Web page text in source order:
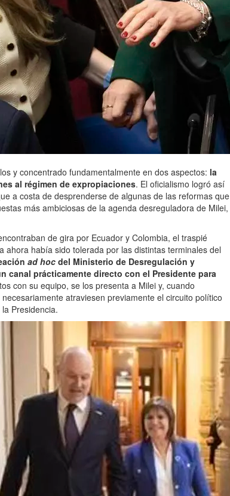
y concentrado fundamentalmente en dos aspectos: la
al régimen de expropiaciones. El oficialismo logró así
a costa de desprenderse de algunas de las reformas que
más ambiciosas de la agenda desreguladora de Milei,
de gira por Ecuador y Colombia, el traspié
había sido tolerada por las distintas terminales del
ad hoc del Ministerio de Desregulación y
canal prácticamente directo con el Presidente para
con su equipo, se los presenta a Milei y, cuando
atraviesen previamente el circuito político
Presidencia.